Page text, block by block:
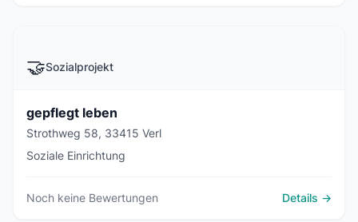
🤝Sozialprojekt
gepflegt leben
Strothweg 58, 33415 Verl
Soziale Einrichtung
Noch keine Bewertungen Details →